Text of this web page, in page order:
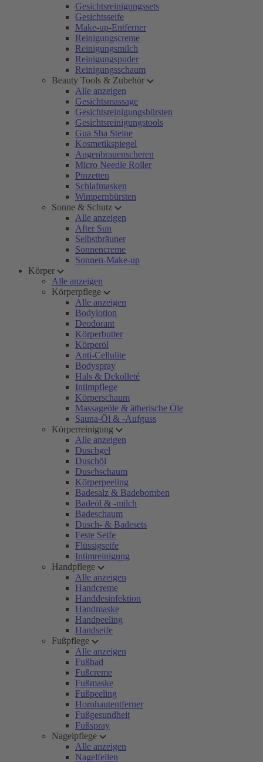
Gesichtsreinigungssets
Gesichtsseife
Make-up-Entferner
Reinigungscreme
Reinigungsmilch
Reinigungspuder
Reinigungsschaum
Beauty Tools & Zubehör
Alle anzeigen
Gesichtsmassage
Gesichtsreinigungsbürsten
Gesichtsreinigungstools
Gua Sha Steine
Kosmetikspiegel
Augenbrauenscheren
Micro Needle Roller
Pinzetten
Schlafmasken
Wimpernbürsten
Sonne & Schutz
Alle anzeigen
After Sun
Selbstbräuner
Sonnencreme
Sonnen-Make-up
Körper
Alle anzeigen
Körperpflege
Alle anzeigen
Bodylotion
Deodorant
Körperbutter
Körperöl
Anti-Cellulite
Bodyspray
Hals & Dekolleté
Intimpflege
Körperschaum
Massageöle & ätherische Öle
Sauna-Öl & -Aufguss
Körperreinigung
Alle anzeigen
Duschgel
Duschöl
Duschschaum
Körperpeeling
Badesalz & Badebomben
Badeöl & -milch
Badeschaum
Dusch- & Badesets
Feste Seife
Flüssigseife
Intimreinigung
Handpflege
Alle anzeigen
Handcreme
Handdesinfektion
Handmaske
Handpeeling
Handseife
Fußpflege
Alle anzeigen
Fußbad
Fußcreme
Fußmaske
Fußpeeling
Hornhautentferner
Fußgesundheit
Fußspray
Nagelpflege
Alle anzeigen
Nagelfeilen